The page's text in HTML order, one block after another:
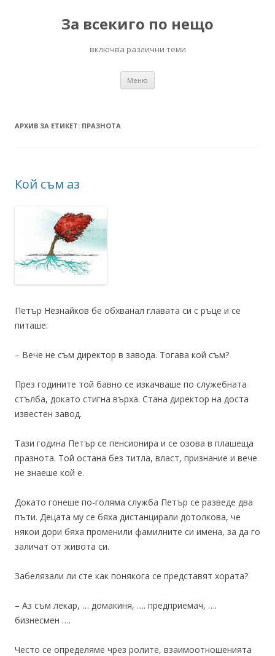
За всекиго по нещо
включва различни теми
Меню
АРХИВ ЗА ЕТИКЕТ: ПРАЗНОТА
Кой съм аз
Петър Незнайков бе обхванал главата си с ръце и се
питаше:
– Вече не съм директор в завода. Тогава кой съм?
През годините той бавно се изкачваше по служебната
стълба, докато стигна върха. Стана директор на доста
известен завод.
Тази година Петър се пенсионира и се озова в плашеща
празнота. Той остана без титла, власт, признание и вече
не знаеше кой е.
Докато гонеше по-голяма служба Петър се разведе два
пъти. Децата му се бяха дистанцирали дотолкова, че
някои дори бяха променили фамилните си имена, за да го
заличат от живота си.
Забелязали ли сте как понякога се представят хората?
– Аз съм лекар, … домакиня, …. предприемач, ….
бизнесмен ….
Често се определяме чрез ролите, взаимоотношенията